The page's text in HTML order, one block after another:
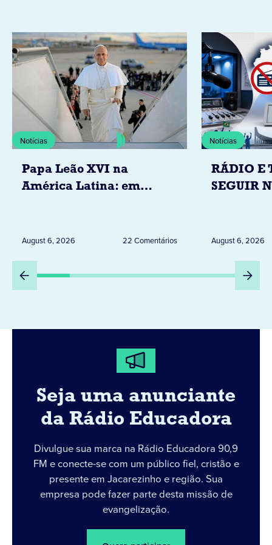
Notícias
Papa Leão XVI na
América Latina: em
Peru
August 6, 2026 22 Comentários
Notícias
RÁDIO E
SEGUIR
DESTA
August 6, 2026
Seja uma anunciante
da Rádio Educadora
Divulgue sua marca na Rádio Educadora 90,9
FM e conecte-se com um público fiel, cristão e
presente em Jacarezinho e região. Sua
empresa pode fazer parte desta missão de
evangelização.